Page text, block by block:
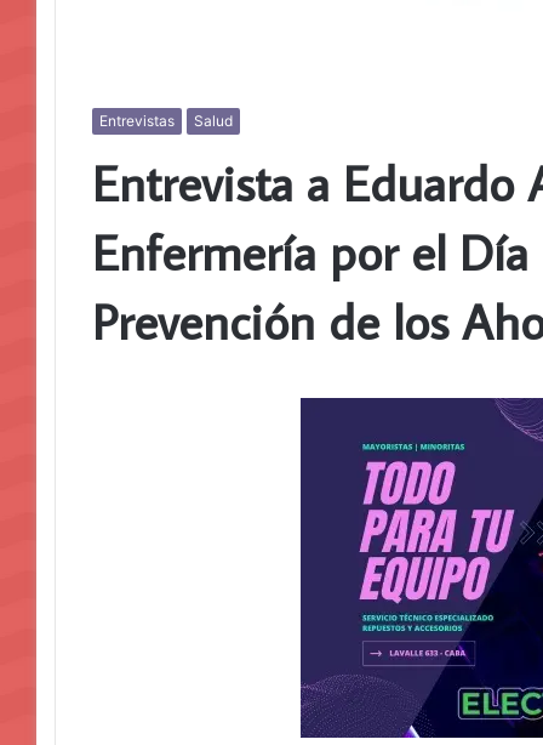
Entrevistas Salud
Entrevista a Eduardo
Enfermería por el
Prevención de los